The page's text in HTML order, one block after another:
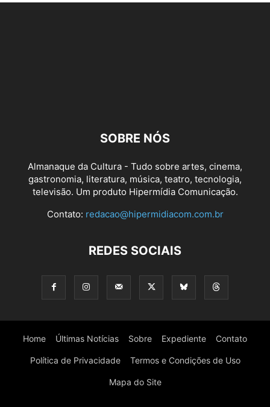
SOBRE NÓS
Almanaque da Cultura - Tudo sobre artes, cinema,
gastronomia, literatura, música, teatro, tecnologia,
televisão. Um produto Hipermídia Comunicação.
Contato: redacao@hipermidiacom.com.br
REDES SOCIAIS
Home Últimas Notícias Sobre Expediente Contato
Política de Privacidade Termos e Condições de Uso
Mapa do Site